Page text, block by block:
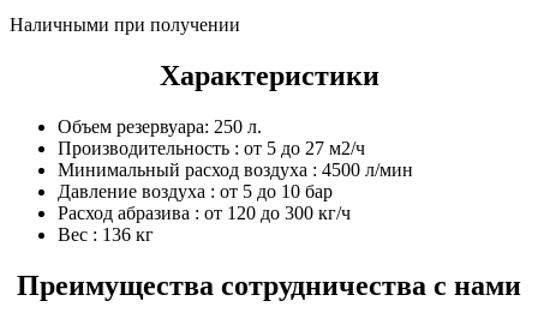
Наличными при получении
Характеристики
Объем резервуара: 250 л.
Производительность : от 5 до 27 м2/ч
Минимальный расход воздуха : 4500 л/мин
Давление воздуха : от 5 до 10 бар
Расход абразива : от 120 до 300 кг/ч
Вес : 136 кг
Преимущества сотрудничества с нами